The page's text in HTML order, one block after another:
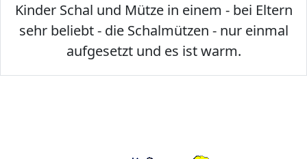
Kinder Schal und Mütze in einem - bei Eltern
sehr beliebt - die Schalmützen - nur einmal
aufgesetzt und es ist warm.